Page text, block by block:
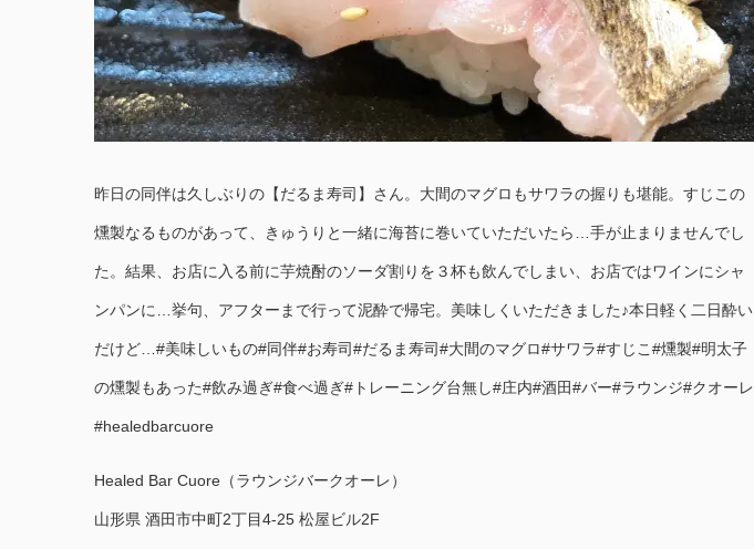
昨日の同伴は久しぶりの【だるま寿司】さん。大間のマグロもサワラの握りも堪能。すじこの
燻製なるものがあって、きゅうりと一緒に海苔に巻いていただいたら…手が止まりませんでし
た。結果、お店に入る前に芋焼酎のソーダ割りを３杯も飲んでしまい、お店ではワインにシャ
ンパンに…挙句、アフターまで行って泥酔で帰宅。美味しくいただきました♪本日軽く二日酔い
だけど…#美味しいもの#同伴#お寿司#だるま寿司#大間のマグロ#サワラ#すじこ#燻製#明太子
の燻製もあった#飲み過ぎ#食べ過ぎ#トレーニング台無し#庄内#酒田#バー#ラウンジ#クオーレ
#healedbarcuore
Healed Bar Cuore（ラウンジバークオーレ）
山形県 酒田市中町2丁目4-25 松屋ビル2F